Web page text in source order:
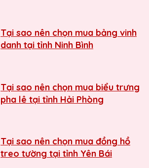
Tại sao nên chọn mua bảng vinh
danh tại tỉnh Ninh Bình
Tại sao nên chọn mua biểu trưng
pha lê tại tỉnh Hải Phòng
Tại sao nên chọn mua đồng hồ
treo tường tại tỉnh Yên Bái